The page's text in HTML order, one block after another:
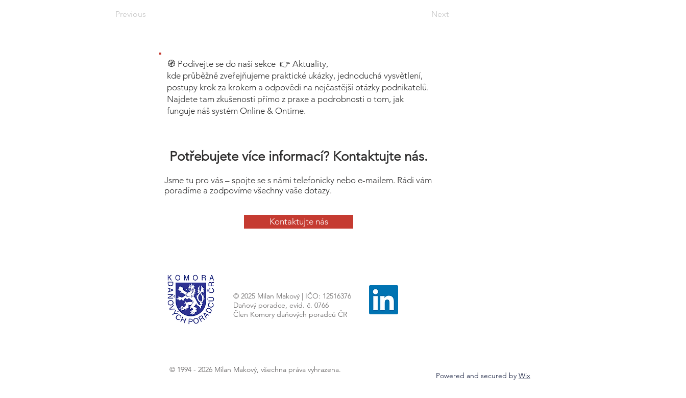
Previous Next
🧭 Podívejte se do naší sekce 👉 Aktuality,
kde průběžně zveřejňujeme praktické ukázky, jednoduchá vysvětlení,
postupy krok za krokem a odpovědi na nejčastější otázky podnikatelů.
Najdete tam zkušenosti přímo z praxe a podrobnosti o tom, jak
funguje náš systém Online & Ontime.
Potřebujete více informací? Kontaktujte nás.
Jsme tu pro vás – spojte se s námi telefonicky nebo e-mailem. Rádi vám
poradíme a zodpovíme všechny vaše dotazy.
Kontaktujte nás
© 2025 Milan Makový | IČO: 12516376
Daňový poradce, evid. č. 0766
Člen Komory daňových poradců ČR
© 1994 - 2026 Milan Makový, všechna práva vyhrazena.
Powered and secured by Wix